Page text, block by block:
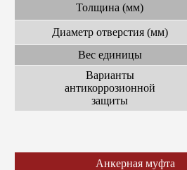
Толщина (мм)
Диаметр отверстия (мм)
Вес единицы
Варианты
антикоррозионной
защиты
Анкерная муфта